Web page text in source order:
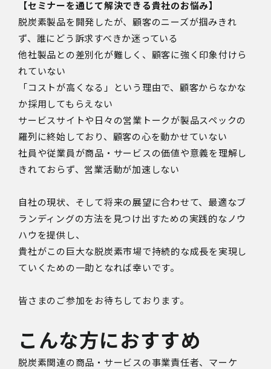
【セミナーを通じて解決できる貴社のお悩み】
脱炭素製品を開発したが、顧客のニーズが掴みきれ
ず、誰にどう訴求すべきか迷っている
他社製品との差別化が難しく、顧客に強く印象付けら
れていない
「コストが高くなる」という理由で、顧客からなかな
か採用してもらえない
サービスサイトや日々の営業トークが製品スペックの
羅列に終始しており、顧客の心を動かせていない
社員や従業員が商品・サービスの価値や意義を理解し
きれておらず、営業活動が加速しない
自社の現状、そして将来の展望に合わせて、最適なブ
ランディングの方法を見つけ出すための実践的なノウ
ハウを提供し、
貴社がこの巨大な脱炭素市場で持続的な成長を実現し
ていくための一助となれば幸いです。
皆さまのご参加をお待ちしております。
こんな方におすすめ
脱炭素関連の商品・サービスの事業責任者、マーケ